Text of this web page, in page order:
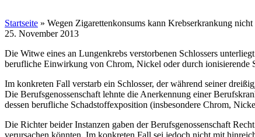
Startseite » Wegen Zigarettenkonsums kann Krebserkrankung
25. November 2013
Die Witwe eines an Lungenkrebs verstorbenen Schlossers
berufliche Einwirkung von Chrom, Nickel oder durch ionisierende
Im konkreten Fall verstarb ein Schlosser, der während seiner
Die Berufsgenossenschaft lehnte die Anerkennung einer
dessen berufliche Schadstoffexposition (insbesondere Chrom,
Die Richter beider Instanzen gaben der Berufsgenossenschaft
verursachen könnten. Im konkreten Fall sei jedoch nicht mit